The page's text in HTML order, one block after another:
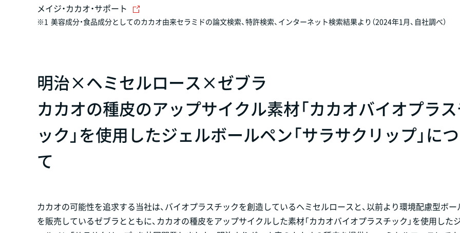
メイジ・カカオ・サポート
※1 美容成分・食品成分としてのカカオ由来セラミドの論文検索、特許検索、インターネット検索結果より（2024年1月、自社調べ）
明治×ヘミセルロース×ゼブラ
カカオの種皮のアップサイクル素材「カカオバイオプラ
ック」を使用したジェルボールペン「サラサクリップ」に
て
カカオの可能性を追求する当社は、バイオプラスチックを創造しているヘミセルロースと、以前より環境配慮型ボー
を販売しているゼブラとともに、カカオの種皮をアップサイクルした素材「カカオバイオプラスチック」を使用した